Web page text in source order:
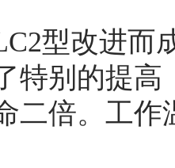
型改进而
特别的提
二倍。